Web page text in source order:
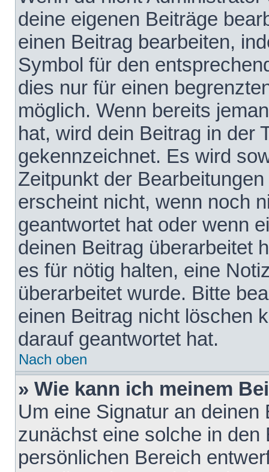
deine eigenen Beiträge
einen Beitrag bearbeiten,
Symbol für den
dies nur für einen
möglich. Wenn bereits
hat, wird dein Beitrag in der
gekennzeichnet. Es wird
Zeitpunkt der
erscheint nicht, wenn noch
geantwortet hat oder wenn
deinen Beitrag überarbeitet
es für nötig halten, eine
überarbeitet wurde. Bitte
einen Beitrag nicht löschen
darauf geantwortet hat.
Nach oben
» Wie kann ich meinem
Um eine Signatur an
zunächst eine solche in den
persönlichen Bereich